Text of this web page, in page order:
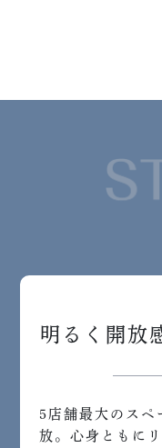
明るく開放
5店舗最大のスペ
放。心身ともに